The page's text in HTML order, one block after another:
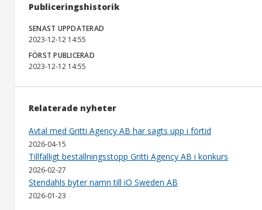
Publiceringshistorik
SENAST UPPDATERAD
2023-12-12 14:55
FÖRST PUBLICERAD
2023-12-12 14:55
Relaterade nyheter
Avtal med Gritti Agency AB har sagts upp i förtid
2026-04-15
Tillfälligt beställningsstopp Gritti Agency AB i konkurs
2026-02-27
Stendahls byter namn till iO Sweden AB
2026-01-23